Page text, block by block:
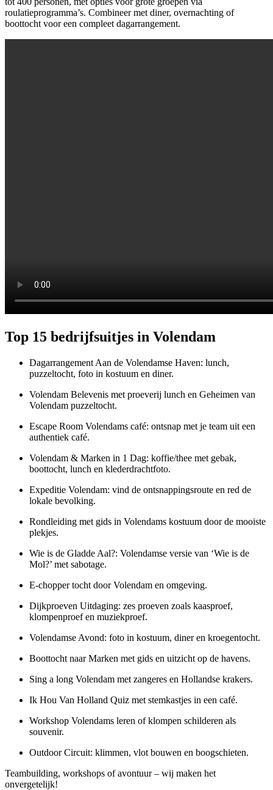
roulatieprogramma’s. Combineer met diner, overnachting of
boottocht voor een compleet dagarrangement.
Top 15 bedrijfsuitjes in Volendam
Dagarrangement Aan de Volendamse Haven: lunch,
puzzeltocht, foto in kostuum en diner.
Volendam Belevenis met proeverij lunch en Geheimen van
Volendam puzzeltocht.
Escape Room Volendams café: ontsnap met je team uit een
authentiek café.
Volendam & Marken in 1 Dag: koffie/thee met gebak,
boottocht, lunch en klederdrachtfoto.
Expeditie Volendam: vind de ontsnappingsroute en red de
lokale bevolking.
Rondleiding met gids in Volendams kostuum door de mooiste
plekjes.
Wie is de Gladde Aal?: Volendamse versie van ‘Wie is de
Mol?’ met sabotage.
E-chopper tocht door Volendam en omgeving.
Dijkproeven Uitdaging: zes proeven zoals kaasproef,
klompenproef en muziekproef.
Volendamse Avond: foto in kostuum, diner en kroegentocht.
Boottocht naar Marken met gids en uitzicht op de havens.
Sing a long Volendam met zangeres en Hollandse krakers.
Ik Hou Van Holland Quiz met stemkastjes in een café.
Workshop Volendams leren of klompen schilderen als
souvenir.
Outdoor Circuit: klimmen, vlot bouwen en boogschieten.
Teambuilding, workshops of avontuur – wij maken het
onvergetelijk!